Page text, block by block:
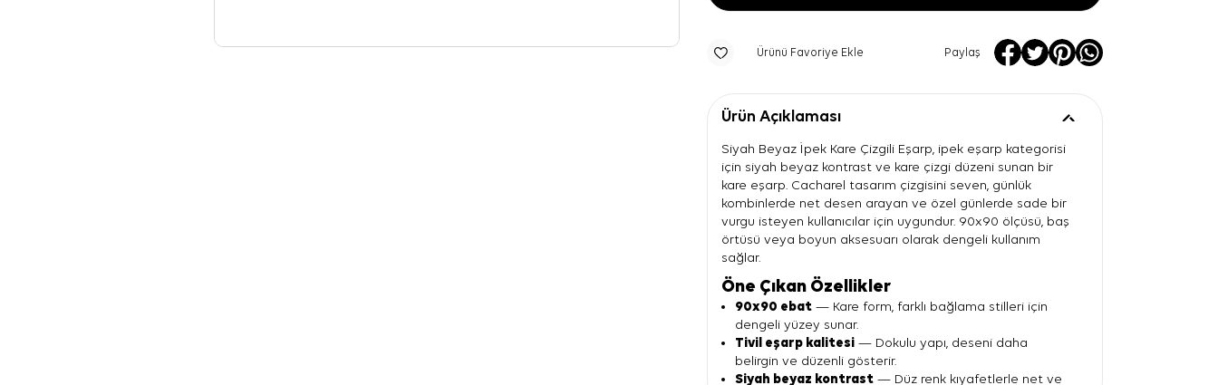
Ürünü Favoriye Ekle Paylaş
Ürün Açıklaması
Siyah Beyaz İpek Kare Çizgili Eşarp, ipek eşarp kategorisi
için siyah beyaz kontrast ve kare çizgi düzeni sunan bir
kare eşarp. Cacharel tasarım çizgisini seven, günlük
kombinlerde net desen arayan ve özel günlerde sade bir
vurgu isteyen kullanıcılar için uygundur. 90x90 ölçüsü, baş
örtüsü veya boyun aksesuarı olarak dengeli kullanım
sağlar.
Öne Çıkan Özellikler
90x90 ebat — Kare form, farklı bağlama stilleri için
dengeli yüzey sunar.
Tivil eşarp kalitesi — Dokulu yapı, deseni daha
belirgin ve düzenli gösterir.
Siyah beyaz kontrast — Düz renk kıyafetlerle net ve